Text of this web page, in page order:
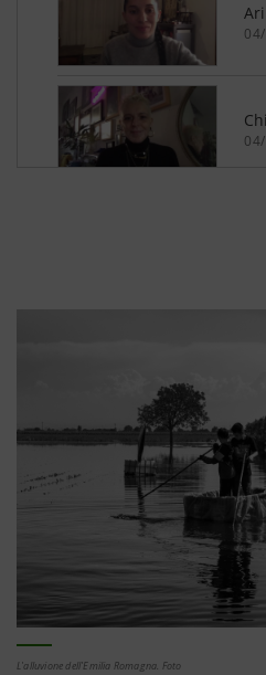
L'alluvione dell'Emilia Romagna. Foto